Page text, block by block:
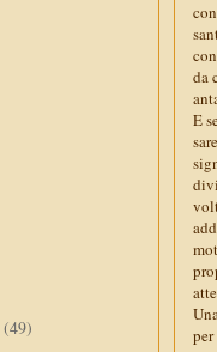
da
E
(49)